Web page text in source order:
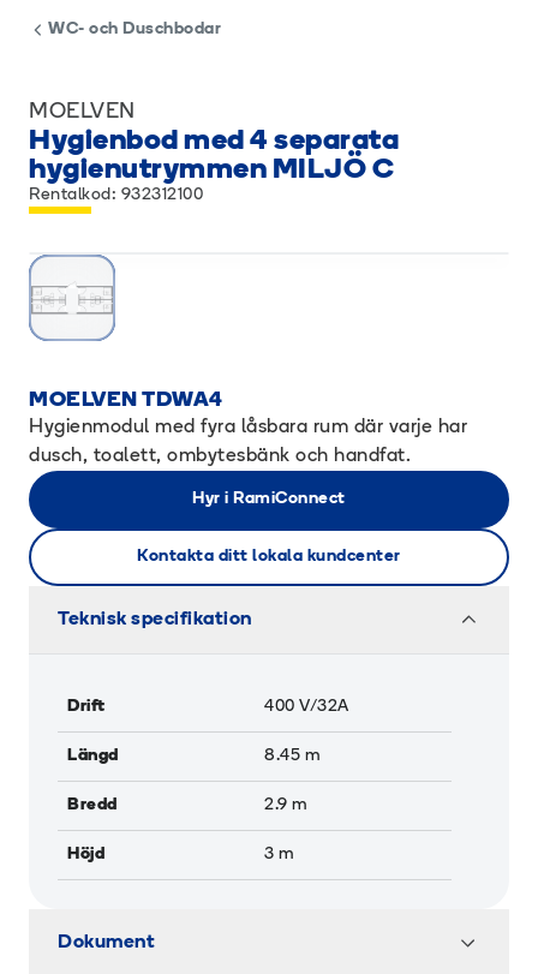
WC- och Duschbodar
MOELVEN
Hygienbod med 4 separata
hygienutrymmen MILJÖ C
Rentalkod: 932312100
MOELVEN TDWA4
Hygienmodul med fyra låsbara rum där varje har
dusch, toalett, ombytesbänk och handfat.
Hyr i RamiConnect
Kontakta ditt lokala kundcenter
Teknisk specifikation
Drift 400 V/32A
Längd 8.45 m
Bredd 2.9 m
Höjd 3 m
Dokument